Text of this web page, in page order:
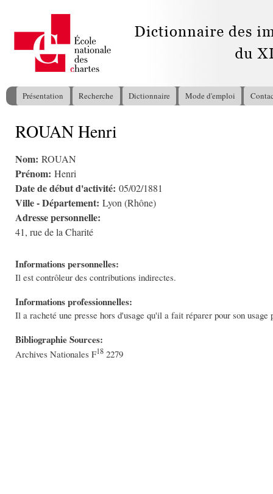
Menu principal
Présentation Recherche Dictionnaire Mode d'emploi
Vous êtes ici
ROUAN Henri
Nom: ROUAN
Prénom: Henri
Date de début d'activité: 05/02/1881
Ville - Département: Lyon (Rhône)
Adresse personnelle:
41, rue de la Charité
Informations personnelles:
Il est contrôleur des contributions indirectes.
Informations professionnelles:
Il a racheté une presse hors d'usage qu'il a fait réparer pour son
Bibliographie Sources:
Archives Nationales F18 2279